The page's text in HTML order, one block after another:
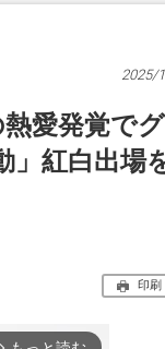
2025/
愛発覚でグ
」紅白出場
印刷